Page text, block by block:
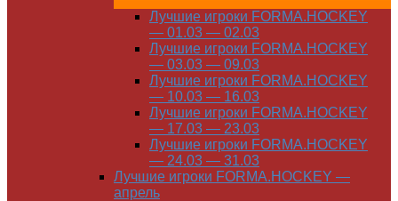
Лучшие игроки FORMA.HOCKEY
— 01.03 — 02.03
Лучшие игроки FORMA.HOCKEY
— 03.03 — 09.03
Лучшие игроки FORMA.HOCKEY
— 10.03 — 16.03
Лучшие игроки FORMA.HOCKEY
— 17.03 — 23.03
Лучшие игроки FORMA.HOCKEY
— 24.03 — 31.03
Лучшие игроки FORMA.HOCKEY —
апрель